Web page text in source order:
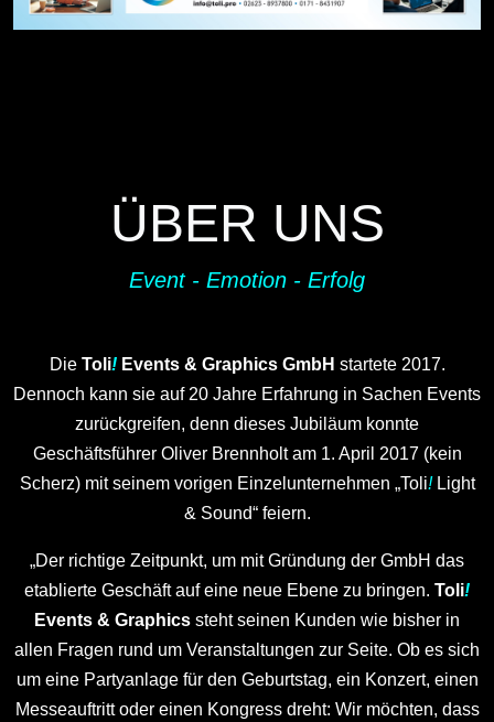
ÜBER UNS
Event - Emotion - Erfolg
Die Toli!Events & Graphics GmbH startete 2017.
Dennoch kann sie auf 20 Jahre Erfahrung in Sachen Events
zurückgreifen, denn dieses Jubiläum konnte
Geschäftsführer Oliver Brennholt am 1. April 2017 (kein
Scherz) mit seinem vorigen Einzelunternehmen „Toli!Light
& Sound“ feiern.
„Der richtige Zeitpunkt, um mit Gründung der GmbH das
etablierte Geschäft auf eine neue Ebene zu bringen. Toli!
Events & Graphics steht seinen Kunden wie bisher in
allen Fragen rund um Veranstaltungen zur Seite. Ob es sich
um eine Partyanlage für den Geburtstag, ein Konzert, einen
Messeauftritt oder einen Kongress dreht: Wir möchten, dass